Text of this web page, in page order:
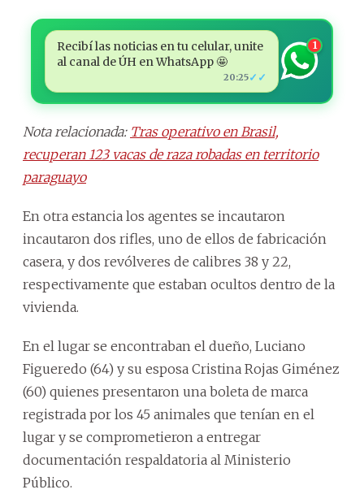
Recibí las noticias en tu celular, unite
al canal de ÚH en WhatsApp 🤩
20:25✓✓
1
Nota relacionada: Tras operativo en Brasil,
recuperan 123 vacas de raza robadas en territorio
paraguayo
En otra estancia los agentes se incautaron
incautaron dos rifles, uno de ellos de fabricación
casera, y dos revólveres de calibres 38 y 22,
respectivamente que estaban ocultos dentro de la
vivienda.
En el lugar se encontraban el dueño, Luciano
Figueredo (64) y su esposa Cristina Rojas Giménez
(60) quienes presentaron una boleta de marca
registrada por los 45 animales que tenían en el
lugar y se comprometieron a entregar
documentación respaldatoria al Ministerio
Público.